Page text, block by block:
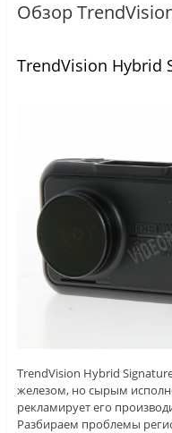
Обзор
TrendVision Hybrid
TrendVision Hybrid
железом, но сырым
рекламирует его
Разбираем проблемы